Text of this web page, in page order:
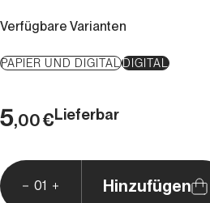
Verfügbare Varianten
PAPIER UND DIGITALDIGITAL
5,00€Lieferbar
01 Hinzufügen